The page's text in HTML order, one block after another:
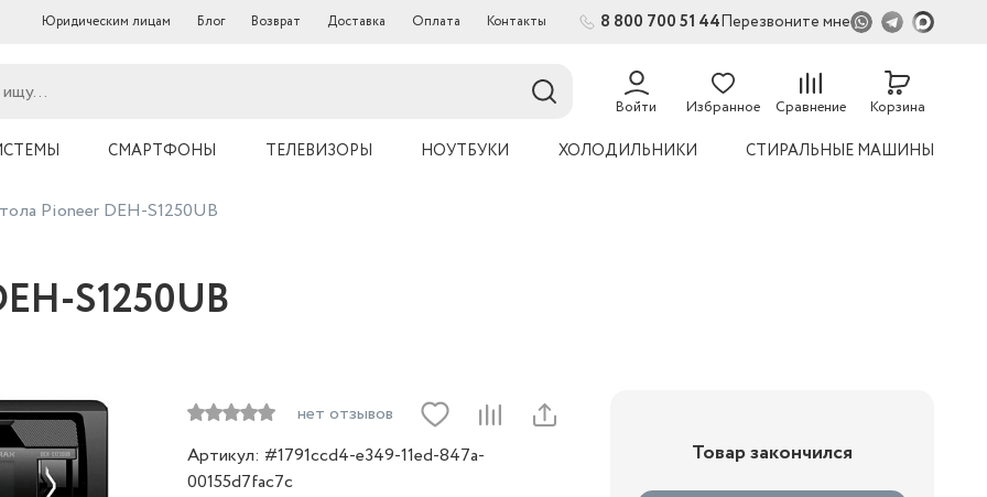
Юридическим лицам Блог Возврат Доставка Оплата Контакты 8 800 700 51 44Перезвоните мне
Войти Избранное Сравнение Корзина
СМАРТФОНЫ ТЕЛЕВИЗОРЫ НОУТБУКИ ХОЛОДИЛЬНИКИ СТИРАЛЬНЫЕ МАШИНЫ
Pioneer DEH-S1250UB
S1250UB
нет отзывов
Артикул: #1791ccd4-e349-11ed-847a-
00155d7fac7c
Товар закончился